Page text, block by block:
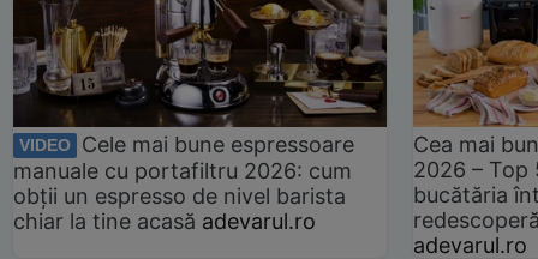
VIDEO
Cele mai bune espressoare
manuale cu portafiltru 2026: cum
obții un espresso de nivel barista
chiar la tine acasă adevarul.ro
Cea mai
2026 –
bucătăria
adevarul.ro